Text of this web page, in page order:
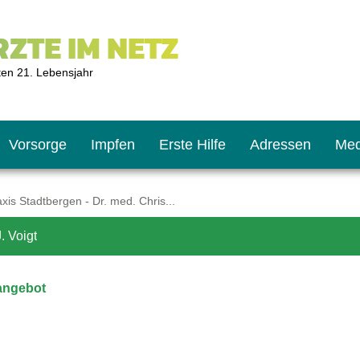
IM NETZ
21. Lebensjahr
Vorsorge Impfen Erste Hilfe Adressen
Stadtbergen - Dr. med. Chris...
Voigt